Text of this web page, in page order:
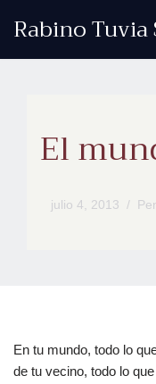
Rabino Tuvia
El
julio 4, 2013
En tu mundo, todo lo
de tu vecino, todo lo